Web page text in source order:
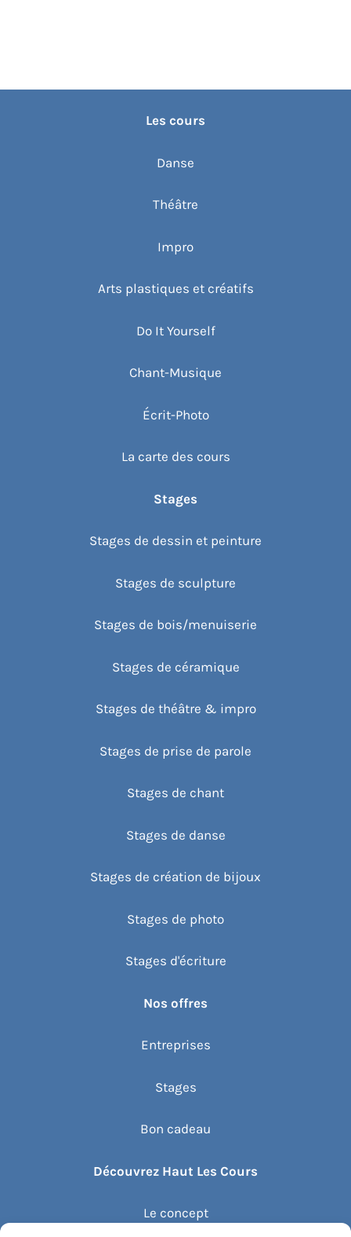
Les cours
Danse
Théâtre
Impro
Arts plastiques et créatifs
Do It Yourself
Chant-Musique
Écrit-Photo
La carte des cours
Stages
Stages de dessin et peinture
Stages de sculpture
Stages de bois/menuiserie
Stages de céramique
Stages de théâtre & impro
Stages de prise de parole
Stages de chant
Stages de danse
Stages de création de bijoux
Stages de photo
Stages d'écriture
Nos offres
Entreprises
Stages
Bon cadeau
Découvrez Haut Les Cours
Le concept